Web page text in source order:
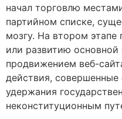
начал торговлю
партийном списке,
мозгу. На втором этапе
или развитию
продвижением веб-
действия, совершенные
удержания
неконституционным